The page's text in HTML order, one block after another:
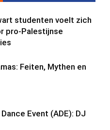
studenten voelt zich
pro-Palestijnse
Feiten, Mythen en
Event (ADE): DJ